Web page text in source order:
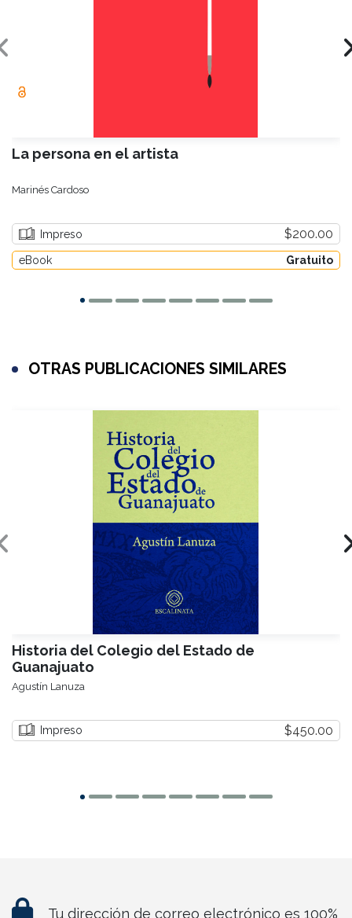
La persona en el artista
Marinés Cardoso
Impreso $200.00
eBook Gratuito
OTRAS PUBLICACIONES SIMILARES
Historia del Colegio del Estado de
Guanajuato
Agustín Lanuza
Impreso $450.00
Tu dirección de correo electrónico es 100%